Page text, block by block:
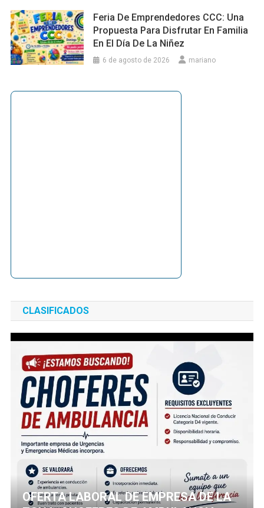
Feria De Emprendedores CCC: Una
Propuesta Para Disfrutar En Familia
En El Día De La Niñez
6 de agosto de 2026 mariano
CLASIFICADOS
OFERTA LABORAL DE EMPRESA DE LA